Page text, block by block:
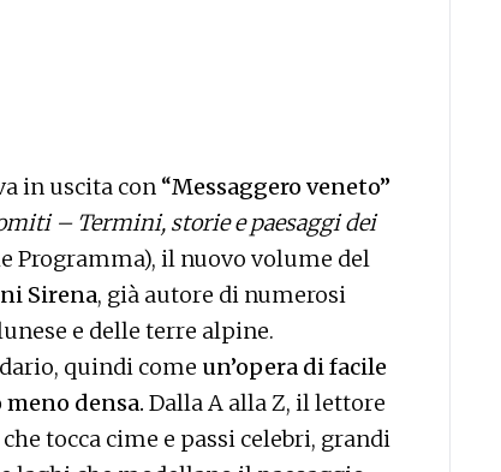
in uscita con “Messaggero veneto”
– Termini, storie e paesaggi dei
Programma), il nuovo volume del
Sirena, già autore di numerosi
e delle terre alpine.
quindi come un’opera di facile
densa. Dalla A alla Z, il lettore
tocca cime e passi celebri, grandi